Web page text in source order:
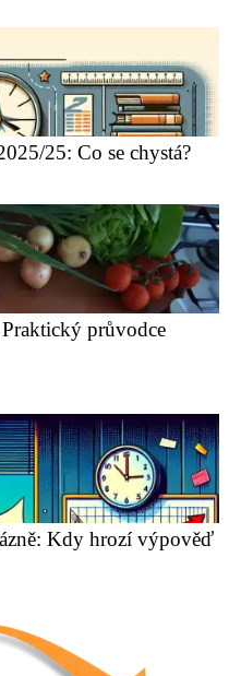
25: Co se chystá?
průvodce
Kdy hrozí výpověď